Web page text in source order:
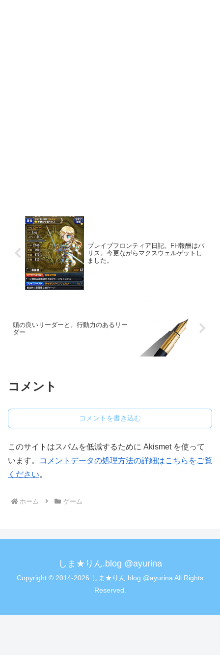
ブレイブフロンティア日記。FH報酬はパ
リス。今更ながらマクスウェルゲットし
ました。
頭の良いリーダーと、行動力のあるリー
ダー
コメント
コメントを書き込む
このサイトはスパムを低減するために Akismet を使って
います。
コメントデータの処理方法の詳細はこちらをご覧
ください。
ホーム ゲーム
しま★りん.blog @ayurina
Copyright © 2014-2026 しま★りん.blog @ayurina All Rights
Reserved.